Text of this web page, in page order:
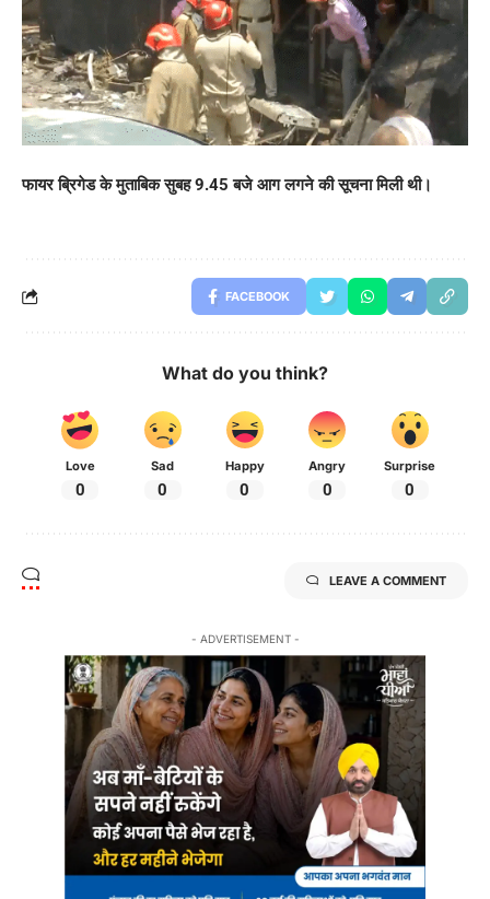
फायर ब्रिगेड के मुताबिक सुबह 9.45 बजे आग लगने की सूचना मिली थी।
FACEBOOK
What do you think?
Love
0
Sad
0
Happy
0
Angry
0
Surprise
0
LEAVE A COMMENT
- ADVERTISEMENT -